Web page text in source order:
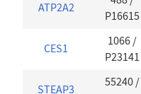
ATP2A2
P16615
CES1
1066 /
P23141
STEAP3
55240 /